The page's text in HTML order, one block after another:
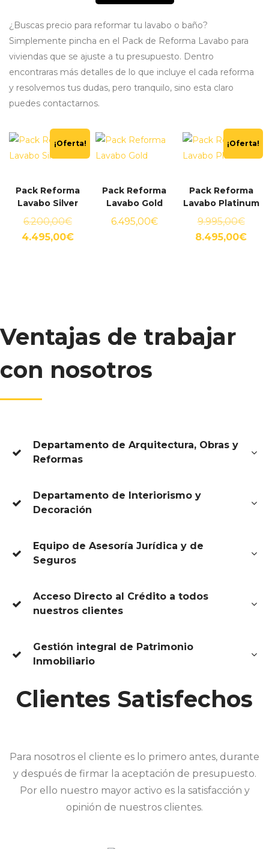
¿Buscas precio para reformar tu lavabo o baño?
Simplemente pincha en el Pack de Reforma Lavabo para
viviendas que se ajuste a tu presupuesto. Dentro
encontraras más detalles de lo que incluye el cada reforma
y resolvemos tus dudas, pero tranquilo, sino esta claro
puedes contactarnos.
¡Oferta!
Pack Reforma
Lavabo Silver
6.200,00€El
precio
4.495,00€El
Pack Reforma
Lavabo Gold
6.495,00€
¡Oferta!
Pack Reforma
Lavabo Platinum
9.995,00€El
8.495,00€El
Ventajas de trabajar
con nosotros
Departamento de Arquitectura, Obras y
Reformas
Departamento de Interiorismo y
Decoración
Equipo de Asesoría Jurídica y de
Seguros
Acceso Directo al Crédito a todos
nuestros clientes
Gestión integral de Patrimonio
Inmobiliario
Clientes Satisfechos
Para nosotros el cliente es lo primero antes, durante
y después de firmar la aceptación de presupuesto.
Por ello nuestro mayor activo es la satisfacción y
opinión de nuestros clientes.